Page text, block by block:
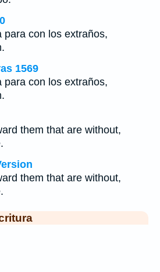
para con los extraños,
1569
para con los extraños,
them that are without,
them that are without,